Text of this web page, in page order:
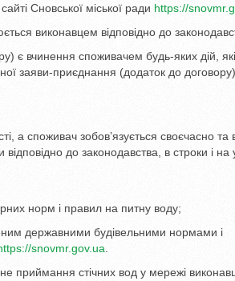
Сновської міської ради https://
виконавцем відповідно до
вчинення споживачем будь-яких дій, які
заяви-приєднання (додаток до
а споживач зобов’язується своєчасно та
до законодавства, в строки і на
норм і правил на питну воду;
державними будівельними нормами і
snovmr.gov.ua
приймання стічних вод у мережі